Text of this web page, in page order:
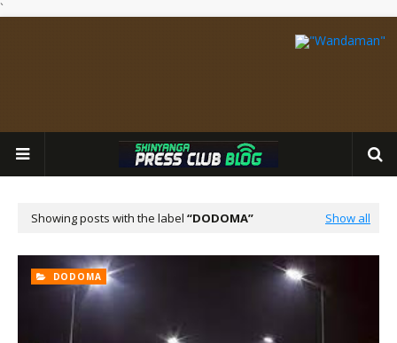
`
Showing posts with the label DODOMA Show all
DODOMA